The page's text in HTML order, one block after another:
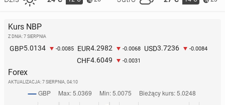
Kurs NBP
Z DNIA: 7 SIERPNIA
GBP5.0134 -0.0085 EUR4.2982 -0.0068 USD3.7236 -0.0084
CHF4.6049 -0.0031
Forex
AKTUALIZACJA: 7 SIERPNIA, 04:10